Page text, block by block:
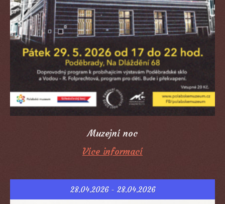
Muzejní noc
Více informací
28.04.2026 - 28.04.2026